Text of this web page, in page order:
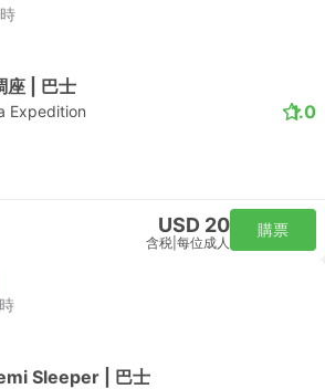
座 | 巴士
Expedition 1.0
USD 20
含税 每位成人
購票
Sleeper | 巴士